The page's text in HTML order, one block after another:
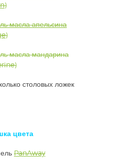
масла апельсина
масла мандарина
столовых ложек
цвета
PanAway